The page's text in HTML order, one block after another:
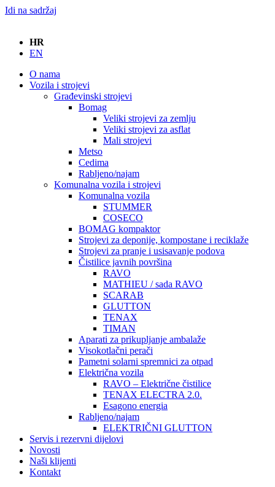
Idi na sadržaj
HR
EN
O nama
Vozila i strojevi
Građevinski strojevi
Bomag
Veliki strojevi za zemlju
Veliki strojevi za asflat
Mali strojevi
Metso
Cedima
Rabljeno/najam
Komunalna vozila i strojevi
Komunalna vozila
STUMMER
COSECO
BOMAG kompaktor
Strojevi za deponije, kompostane i reciklaže
Strojevi za pranje i usisavanje podova
Čistilice javnih površina
RAVO
MATHIEU / sada RAVO
SCARAB
GLUTTON
TENAX
TIMAN
Aparati za prikupljanje ambalaže
Visokotlačni perači
Pametni solarni spremnici za otpad
Električna vozila
RAVO – Električne čistilice
TENAX ELECTRA 2.0.
Esagono energia
Rabljeno/najam
ELEKTRIČNI GLUTTON
Servis i rezervni dijelovi
Novosti
Naši klijenti
Kontakt